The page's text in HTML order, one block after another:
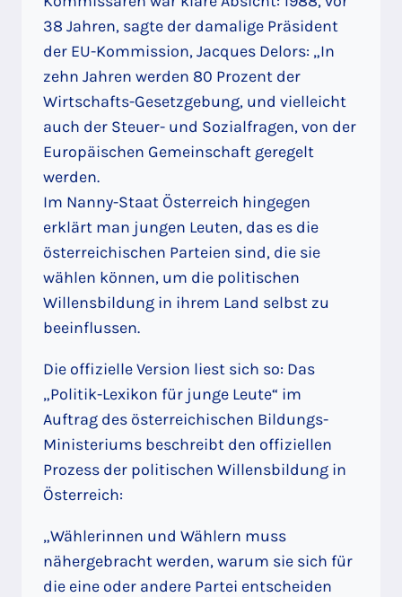
38 Jahren, sagte der damalige Präsident
der EU-Kommission, Jacques Delors: „In
zehn Jahren werden 80 Prozent der
Wirtschafts-Gesetzgebung, und vielleicht
auch der Steuer- und Sozialfragen, von der
Europäischen Gemeinschaft geregelt
werden.
Im Nanny-Staat Österreich hingegen
erklärt man jungen Leuten, das es die
österreichischen Parteien sind, die sie
wählen können, um die politischen
Willensbildung in ihrem Land selbst zu
beeinflussen.
Die offizielle Version liest sich so: Das
„Politik-Lexikon für junge Leute“ im
Auftrag des österreichischen Bildungs-
Ministeriums beschreibt den offiziellen
Prozess der politischen Willensbildung in
Österreich:
„Wählerinnen und Wählern muss
nähergebracht werden, warum sie sich für
die eine oder andere Partei entscheiden